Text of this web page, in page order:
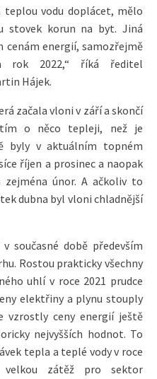
vodu doplácet, mělo
stovek korun na byt. Jiná
cenám energií, samozřejmě
rok 2022,“ říká ředitel
Hájek.
začala vloni v září a skončí
o něco tepleji, než je
byly v aktuálním topném
říjen a prosinec a naopak
únor. A ačkoliv to
dubna byl vloni chladnější
současné době především
Rostou prakticky všechny
uhlí v roce 2021 prudce
elektřiny a plynu stouply
vzrostly ceny energií ještě
nejvyšších hodnot. To
tepla a teplé vody v roce
velkou zátěž pro sektor